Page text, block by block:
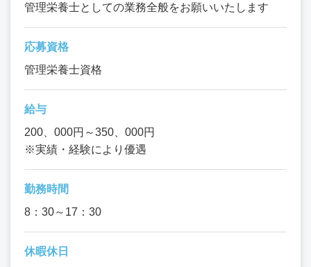
管理栄養士としての業務全般をお願いいたします
応募資格
管理栄養士資格
給与
200、000円～350、000円
※実績・経験により優遇
勤務時間
8：30～17：30
休暇休日